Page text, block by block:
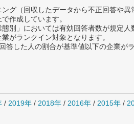
グ（回収したデータから不正回答や異
作成しています。
別」においては有効回答者数が規定
がランクイン対象となります。
した人の割合が基準値以下の企業が
/ 2019年 / 2018年 / 2016年 / 2015年 /